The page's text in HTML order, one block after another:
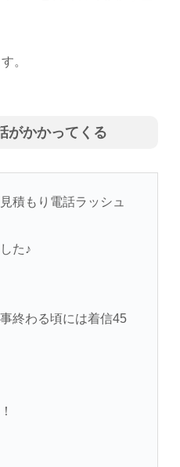
。
がかかってくる
積もり電話ラッシュ
た♪
終わる頃には着信45